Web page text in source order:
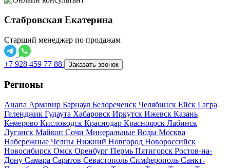
Стабровская Екатерина
Старший менеджер по продажам
+7 928 459 77 88 Заказать звонок
Регионы
Анапа Армавир Барнаул Белореченск Челябинск Ейск Гагра
Геленджик Гудаута Хабаровск Иркутск Ижевск Казань
Кемерово Кисловодск Краснодар Красноярск Лабинск
Луганск Майкоп Сочи Минеральные Воды Москва
Набережные Челны Нижний Новгород Новороссийск
Новосибирск Омск Оренбург Пермь Пятигорск Ростов-на-
Дону Самара Саратов Севастополь Симферополь Санкт-